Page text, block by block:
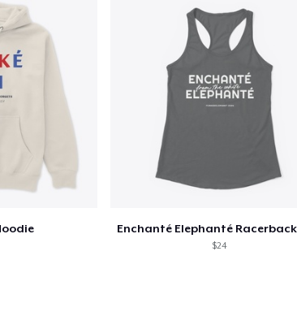
$24